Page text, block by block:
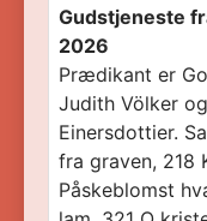
Gudstjeneste
2026
Prædikant er
Judith Völker
Einersdottier.
fra graven, 218
Påskeblomst